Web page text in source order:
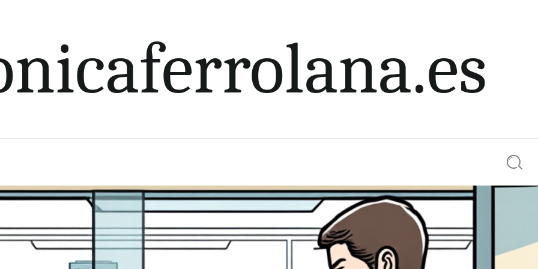
(compras online) 0 comments